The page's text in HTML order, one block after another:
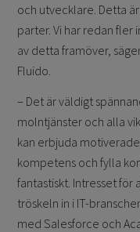
och utvecklare. Detta
parter. Vi har redan fler
av detta framöver,
Fluido.
– Det är väldigt
molntjänster och alla
kan erbjuda
kompetens och fylla
fantastiskt. Intresset för
tröskeln in i IT-
med Salesforce och